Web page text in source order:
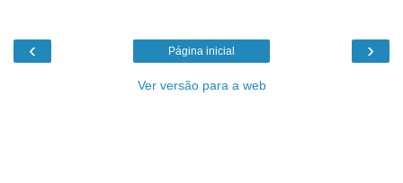
‹ ›
Página inicial
Ver versão para a web